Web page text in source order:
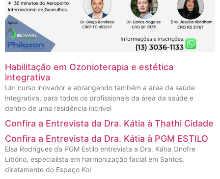
Habilitação em Ozonioterapia e estética
integrativa
Um curso inovador e abrangendo também a área da saúde
integrativa, para todos os profissionais da área da saúde e
dentro de uma residência incrível
Confira a Entrevista da Dra. Kátia à Thathi Cidade
Confira a Entrevista da Dra. Kátia à PGM ESTILO
Elsa Rodrigues da PGM Estilo entrevista a Dra. Kátia Onofre
Libório, especialista em harmonização facial em Santos,
diretamente do Espaço Kol